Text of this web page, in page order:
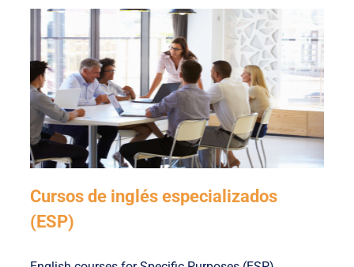
Cursos de inglés especializados
(ESP)